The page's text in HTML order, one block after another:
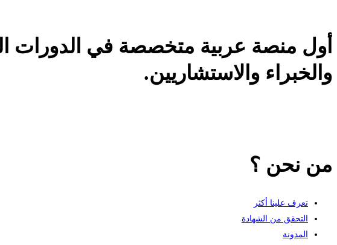
أول منصة عربية متخصصة في الدورات
والخبراء والاستشاريين.
من نحن ؟
تعرف علينا أكثر
التحقق من الشهادة
المدونة